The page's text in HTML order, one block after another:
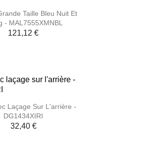
Aperçu rapide
Taille Bleu Nuit Et
- MAL7555XMNBL
121,12 €
Aperçu rapide
Laçage Sur L'arrière -
DG1434XIRI
32,40 €